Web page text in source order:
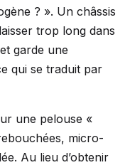
? ». Un châssis
trop long dans
garde une
qui se traduit par
une pelouse «
micro-
Au lieu d’obtenir